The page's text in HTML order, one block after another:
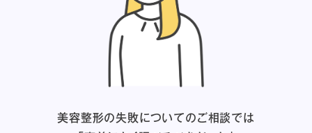
美容整形の失敗についてのご相談では